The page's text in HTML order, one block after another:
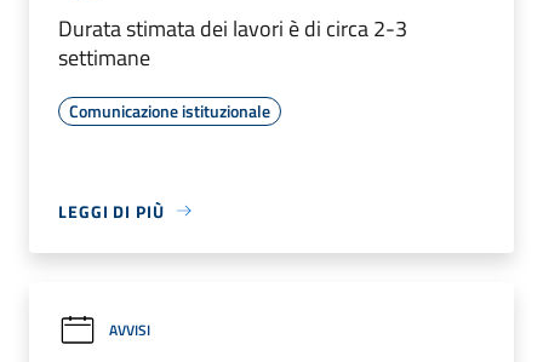
Durata stimata dei lavori è di circa 2-3
settimane
Comunicazione istituzionale
LEGGI DI PIÙ
AVVISI